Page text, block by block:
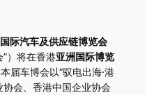
际汽车及供应链博览会
”）将在香港亚洲国际博览
届车博会以“驭电出海·港
会、香港中国企业协会